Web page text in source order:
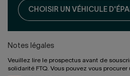
CHOISIR UN VÉHICULE
Notes légales
Veuillez lire le prospectus avant de
solidarité FTQ. Vous pouvez vous